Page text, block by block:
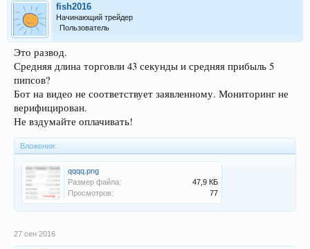
fish2016
Начинающий трейдер
Пользователь
Это развод.
Средняя длина торговли 43 секунды и средняя прибыль 5
пипсов?
Бот на видео не соответствует заявленному. Мониторинг не
верифицирован.
Не вздумайте оплачивать!
Вложения:
qqqq.png
Размер файла:
47,9 КБ
Просмотров:
77
27 сен 2016